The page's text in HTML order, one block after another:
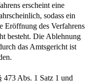
erscheint eine
sodass ein
Eröffnung des Verfahrens
besteht. Die Ablehnung
das Amtsgericht ist
473 Abs. 1 Satz 1 und